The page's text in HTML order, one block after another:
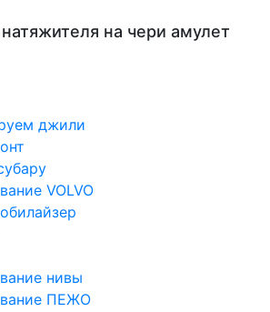
на чери амулет
джили
VOLVO
нивы
ПЕЖО